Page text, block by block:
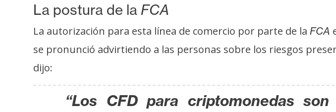
i
s
N
o
La postura de la FCA
La autorización para esta línea de comercio por parte de la FCA
se pronunció advirtiendo a las personas sobre los riesgos
dijo:
“Los CFD para criptomonedas